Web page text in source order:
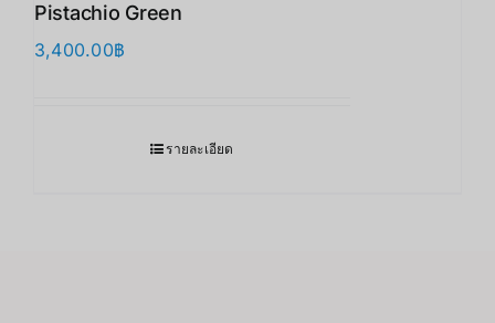
Pistachio Green
3,400.00฿
รายละเอียด